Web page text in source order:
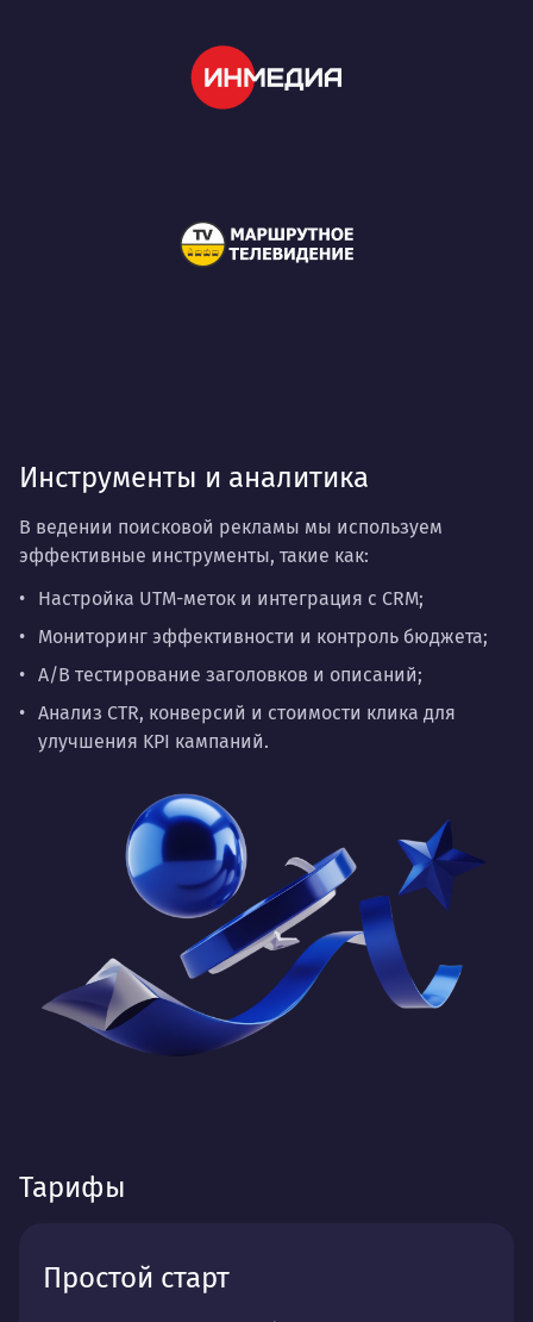
Инструменты и аналитика
В ведении поисковой рекламы мы используем
эффективные инструменты, такие как:
Настройка UTM-меток и интеграция с CRM;
Мониторинг эффективности и контроль бюджета;
A/B тестирование заголовков и описаний;
Анализ CTR, конверсий и стоимости клика для
улучшения KPI кампаний.
Тарифы
Простой старт